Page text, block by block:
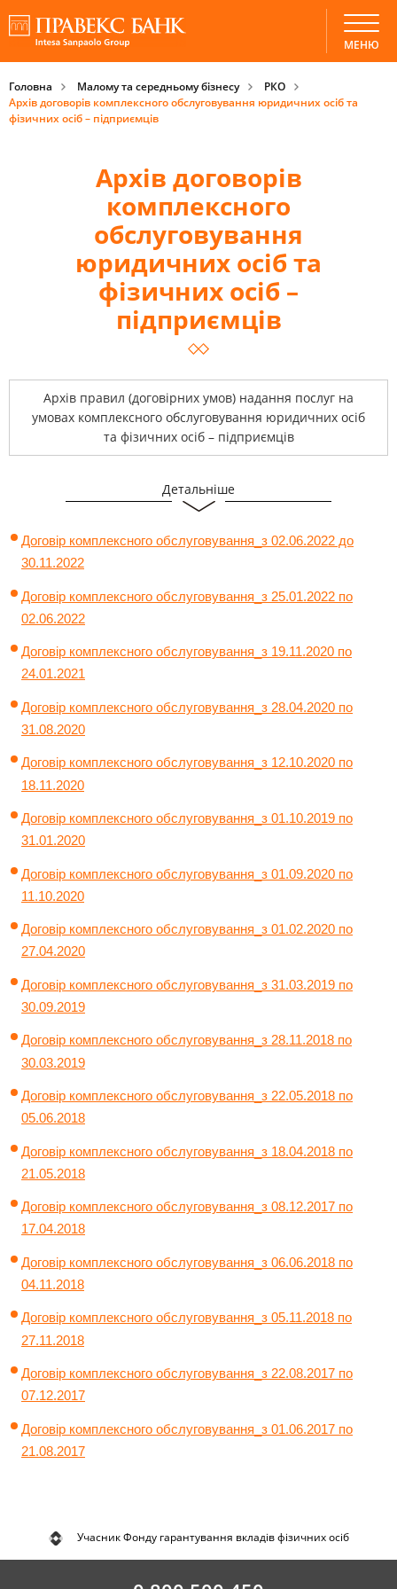
МЕНЮ
Головна Малому та середньому бізнесу
РКО
Архів договорів комплексного обслуговування юридичних осіб та
фізичних осіб – підприємців
Архів договорів
комплексного
обслуговування
юридичних осіб та
фізичних осіб –
підприємців
Архів правил (договірних умов) надання послуг на
умовах комплексного обслуговування юридичних осіб
та фізичних осіб – підприємців
Архів договорів комплексного обслуговування
юридичних осіб та фізичних осіб – підприємців
Детальніше
Договір комплексного обслуговування_з 02.06.2022 до
30.11.2022
Договір комплексного обслуговування_з 25.01.2022 по
02.06.2022
Договір комплексного обслуговування_з 19.11.2020 по
24.01.2021
Договір комплексного обслуговування_з 28.04.2020 по
31.08.2020
Договір комплексного обслуговування_з 12.10.2020 по
18.11.2020
Договір комплексного обслуговування_з 01.10.2019 по
31.01.2020
Договір комплексного обслуговування_з 01.09.2020 по
11.10.2020
Договір комплексного обслуговування_з 01.02.2020 по
27.04.2020
Договір комплексного обслуговування_з 31.03.2019 по
30.09.2019
Договір комплексного обслуговування_з 28.11.2018 по
30.03.2019
Договір комплексного обслуговування_з 22.05.2018 по
05.06.2018
Договір комплексного обслуговування_з 18.04.2018 по
21.05.2018
Договір комплексного обслуговування_з 08.12.2017 по
17.04.2018
Договір комплексного обслуговування_з 06.06.2018 по
04.11.2018
Договір комплексного обслуговування_з 05.11.2018 по
27.11.2018
Договір комплексного обслуговування_з 22.08.2017 по
07.12.2017
Договір комплексного обслуговування_з 01.06.2017 по
21.08.2017
Учасник Фонду гарантування вкладів фізичних осіб